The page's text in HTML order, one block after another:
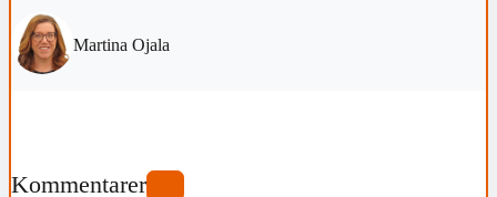
Martina Ojala
Kommentarer